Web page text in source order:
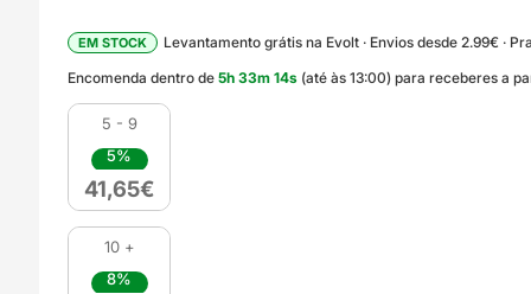
EM STOCK
Levantamento grátis na Evolt · Envios desde 2.99€ ·
Encomenda dentro de5h33m12s (até às 13:00) para receberes a
5 - 9
5%
41,65€
10 +
8%